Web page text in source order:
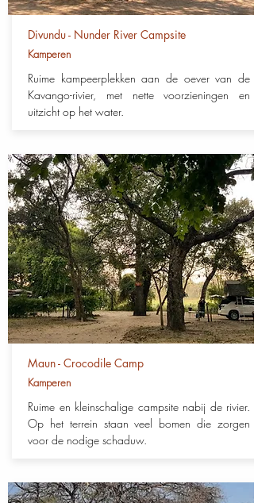
Divundu - Nunder River Campsite
Kamperen
Ruime kampeerplekken aan de oever van de
Kavango-rivier, met nette voorzieningen en
uitzicht op het water.
Maun - Crocodile Camp
Kamperen
Ruime en kleinschalige campsite nabij de rivier.
Op het terrein staan veel bomen die zorgen
voor de nodige schaduw.